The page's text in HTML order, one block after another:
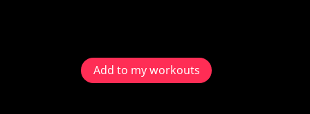
Add to my workouts